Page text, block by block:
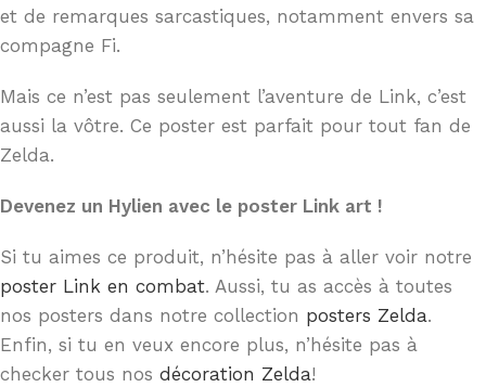
et de remarques sarcastiques, notamment envers sa
compagne Fi.
Mais ce n’est pas seulement l’aventure de Link, c’est
aussi la vôtre. Ce poster est parfait pour tout fan de
Zelda.
Devenez un Hylien avec le poster Link art !
Si tu aimes ce produit, n’hésite pas à aller voir notre
poster Link en combat. Aussi, tu as accès à toutes
nos posters dans notre collection posters Zelda.
Enfin, si tu en veux encore plus, n’hésite pas à
checker tous nos décoration Zelda!